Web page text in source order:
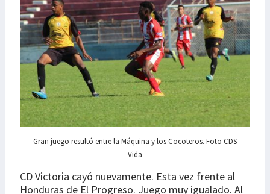
Gran juego resultó entre la Máquina y los Cocoteros. Foto CDS
Vida
CD Victoria cayó nuevamente. Esta vez frente al
Honduras de El Progreso. Juego muy igualado. Al